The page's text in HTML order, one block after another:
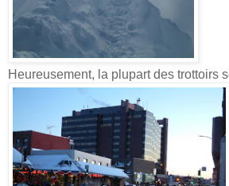
Heureusement, la plupart des trottoirs